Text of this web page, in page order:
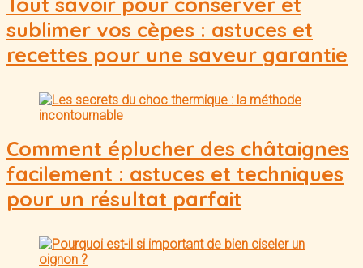
sublimer vos cèpes : astuces et
recettes pour une saveur garantie
Comment éplucher des châtaignes
facilement : astuces et techniques
pour un résultat parfait